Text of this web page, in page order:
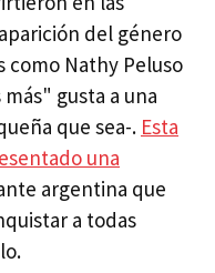
del género
como Nathy Peluso
gusta a una
que sea-. Esta
una
argentina que
a todas